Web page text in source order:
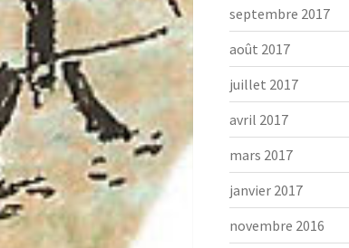
septembre 2017
août 2017
juillet 2017
avril 2017
mars 2017
janvier 2017
novembre 2016